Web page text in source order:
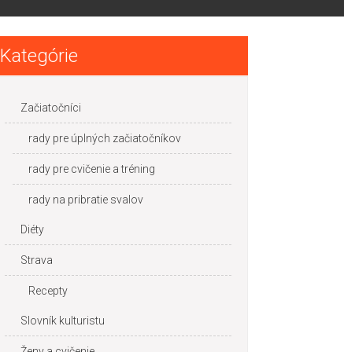
Kategórie
Začiatočníci
rady pre úplných začiatočníkov
rady pre cvičenie a tréning
rady na pribratie svalov
Diéty
Strava
Recepty
Slovník kulturistu